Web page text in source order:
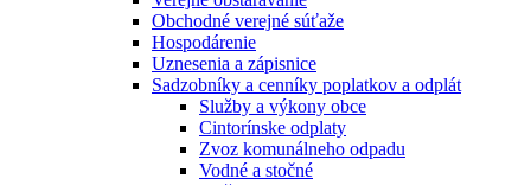
Obchodné verejné súťaže
Hospodárenie
Uznesenia a zápisnice
Sadzobníky a cenníky poplatkov a odplát
Služby a výkony obce
Cintorínske odplaty
Zvoz komunálneho odpadu
Vodné a stočné